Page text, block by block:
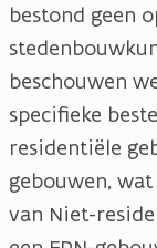
bestond geen
beschouwen
specifieke
residentiële
gebouwen,
van Niet-